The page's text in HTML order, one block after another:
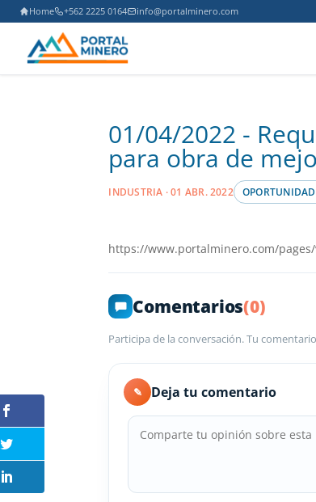
Home +562 2225 0164 info@portalminero.com
01/04/2022 -
para obra de
INDUSTRIA · 01 ABR. 2022
https://www.portalminero.com/
Comentarios(0)
Participa de la conversación. Tu
✎ Deja tu comentario